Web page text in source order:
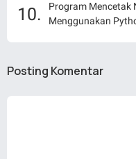
Program Mencetak
Menggunakan
Posting Komentar